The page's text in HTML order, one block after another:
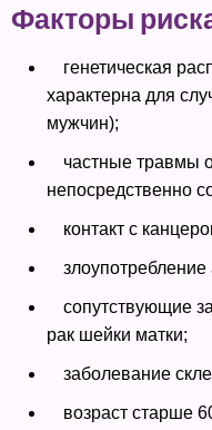
Факторы
генетическая
характерна для
мужчин);
частные травмы
непосредственно
контакт с
злоупотребление
сопутствующие
рак шейки матки;
заболевание
возраст старше